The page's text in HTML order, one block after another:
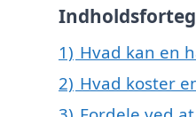
1) Hvad kan en
2) Hvad koster